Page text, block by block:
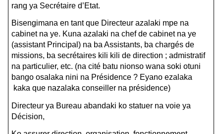
rang ya Secrétaire d’Etat.
Bisengimana en tant que Directeur azalaki mpe na
cabinet na ye. Kuna azalaki na chef de cabinet na ye
(assistant Principal) na ba Assistants, ba chargés de
missions, ba secrétaires kili kili de direction ; admistratif
na particulier, etc. (na cité batu nionso wana soki otuni
bango osalaka nini na Présidence ? Eyano ezalaka
kaka que nazalaka conseiller na présidence)
Directeur ya Bureau abandaki ko statuer na voie ya
Décision,